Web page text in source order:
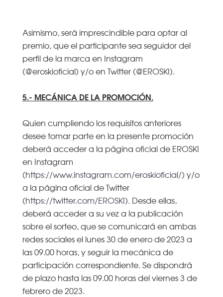
Asimismo, será imprescindible para optar al
premio, que el participante sea seguidor del
perfil de la marca en Instagram
(@eroskioficial) y/o en Twitter (@EROSKI).
5.- MECÁNICA DE LA PROMOCIÓN.
Quien cumpliendo los requisitos anteriores
desee tomar parte en la presente promoción
deberá acceder a la página oficial de EROSKI
en Instagram
(https://www.instagram.com/eroskioficial/) y/o
a la página oficial de Twitter
(https://twitter.com/EROSKI). Desde ellas,
deberá acceder a su vez a la publicación
sobre el sorteo, que se comunicará en ambas
redes sociales el lunes 30 de enero de 2023 a
las 09.00 horas, y seguir la mecánica de
participación correspondiente. Se dispondrá
de plazo hasta las 09.00 horas del viernes 3 de
febrero de 2023.